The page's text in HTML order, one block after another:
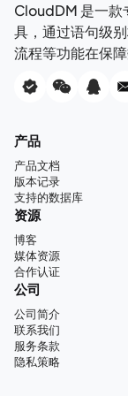
CloudDM 是一款
具，通过语句级
流程等功能在保
产品
产品文档
版本记录
支持的数据库
资源
博客
媒体资源
合作认证
公司
公司简介
联系我们
服务条款
隐私策略